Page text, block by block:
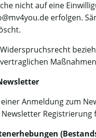
nicht auf eine
erfolgen.
einer Anmeldung zum
Registrierung